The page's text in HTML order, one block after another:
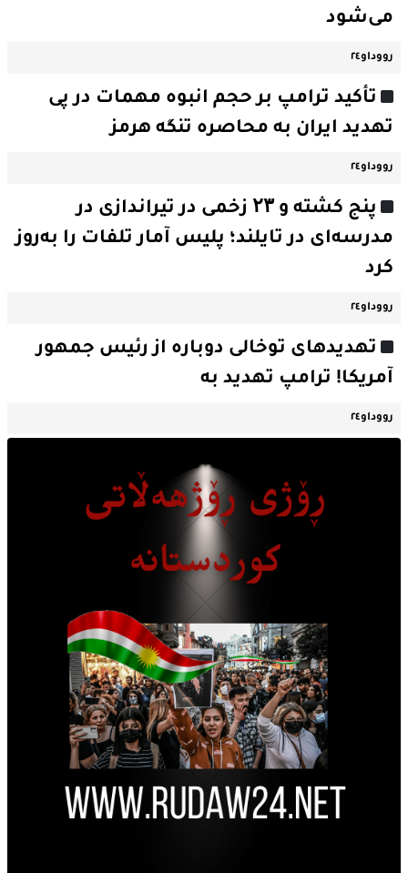
می‌شود
رووداو٢٤
تأکید ترامپ بر حجم انبوه مهمات در پی
تهدید ایران به محاصره تنگه هرمز
رووداو٢٤
پنج کشته و ۲۳ زخمی در تیراندازی در
مدرسه‌ای در تایلند؛ پلیس آمار تلفات را به‌روز
کرد
رووداو٢٤
تهدیدهای توخالی دوباره از رئیس جمهور
آمریکا! ترامپ تهدید به
رووداو٢٤